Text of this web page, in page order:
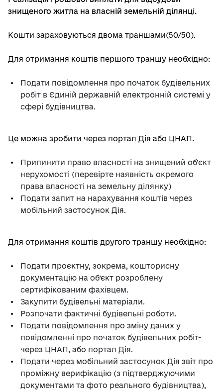
знищеного житла на власній земельній ділянці.
Кошти зараховуються двома траншами(50/50).
Для отримання коштів першого траншу необхідно:
Подати повідомлення про початок будівельних
робіт в Єдиній державній електронній системі у
сфері будівництва.
Це можна зробити через портал Дія або ЦНАП.
Припинити право власності на знищений об’єкт
нерухомості (перевірте наявність окремого
права власності на земельну ділянку)
Подати запит на нарахування коштів через
мобільний застосунок Дія.
Для отримання коштів другого траншу необхідно:
Подати проєктну, зокрема, кошторисну
документацію на об’єкт розроблену
сертифікованим фахівцем.
Закупити будівельні матеріали.
Розпочати фактичні будівельні роботи.
Подати повідомлення про зміну даних у
повідомленні про початок будівельних робіт-
через ЦНАП, або портал Дія.
Подати через мобільний застосунок Дія звіт про
проміжну верифікацію (з підтверджуючими
документами та фото реального будівництва),